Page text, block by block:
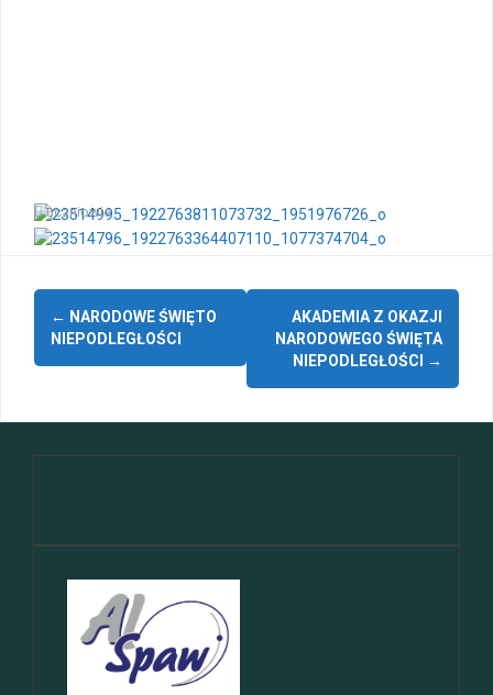
uczniowie
Zobacz
wpisy
← NARODOWE ŚWIĘTO
NIEPODLEGŁOŚCI
AKADEMIA Z OKAZJI
NARODOWEGO ŚWIĘTA
NIEPODLEGŁOŚCI
→